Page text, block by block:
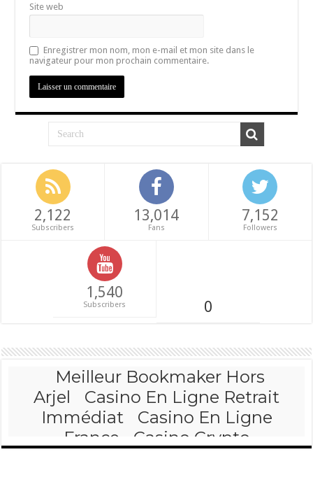
Site web
Enregistrer mon nom, mon e-mail et mon site dans le
navigateur pour mon prochain commentaire.
2,122
Subscribers
13,014
Fans
7,152
Followers
1,540
Subscribers 0